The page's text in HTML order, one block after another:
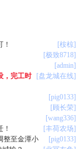
[桉椋]
[极致8718]
[admin]
[盘龙城在线]
，完工时
[pig0133]
[顾长荣]
[wang336]
[丰荷农场]
[pig0133]
整至金潭小